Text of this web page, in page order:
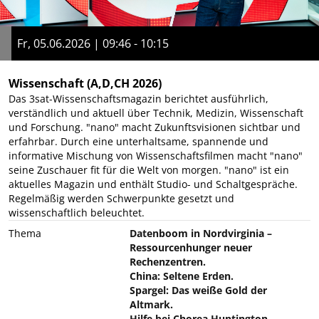
Fr, 05.06.2026 | 09:46 - 10:15
Wissenschaft(A,D,CH 2026)
Das 3sat-Wissenschaftsmagazin berichtet ausführlich,
verständlich und aktuell über Technik, Medizin, Wissenschaft
und Forschung. "nano" macht Zukunftsvisionen sichtbar und
erfahrbar. Durch eine unterhaltsame, spannende und
informative Mischung von Wissenschaftsfilmen macht "nano"
seine Zuschauer fit für die Welt von morgen. "nano" ist ein
aktuelles Magazin und enthält Studio- und Schaltgespräche.
Regelmäßig werden Schwerpunkte gesetzt und
wissenschaftlich beleuchtet.
Thema
Datenboom in Nordvirginia –
Ressourcenhunger neuer
Rechenzentren.
China: Seltene Erden.
Spargel: Das weiße Gold der
Altmark.